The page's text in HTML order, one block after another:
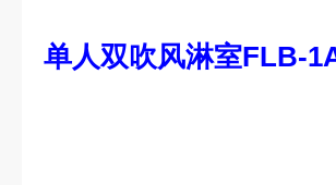
单人双吹风淋室FLB-